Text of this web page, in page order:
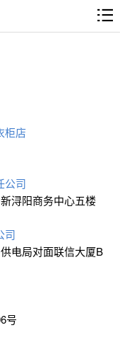
柜店
公司
浔阳商务中心五楼
司
电局对面联信大厦B
号